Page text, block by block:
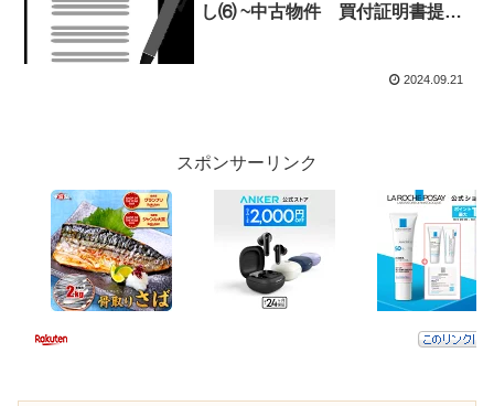
し⑹ ~中古物件 買付証明書提
2024.09.21
スポンサーリンク